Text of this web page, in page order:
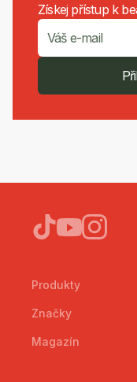
Získej přístup k
Produkty
Značky
Magazín